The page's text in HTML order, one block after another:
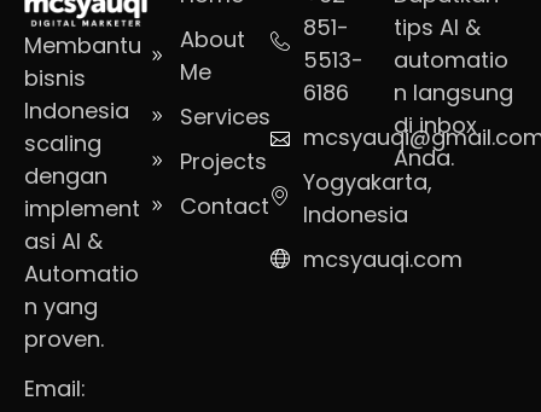
Membantu
bisnis
Indonesia
scaling
dengan
implement
asi AI &
Automatio
n yang
proven.
Email:
About
Me
Services
Projects
Contact
851-
5513-
6186
Yogyakarta,
Indonesia
mcsyauqi.com
tips AI &
automatio
n langsung
di inbox
Anda.